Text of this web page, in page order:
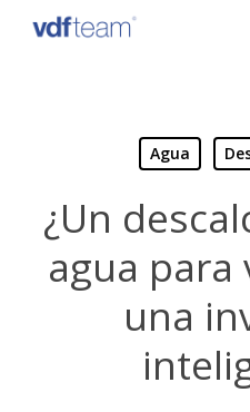
Agua
¿Un
agua para
una